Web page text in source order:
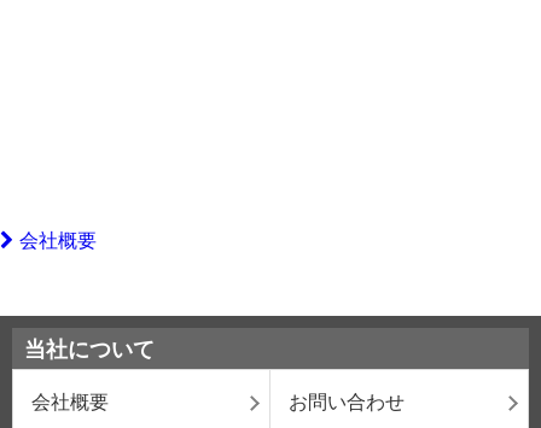
会社概要
当社について
会社概要 お問い合わせ